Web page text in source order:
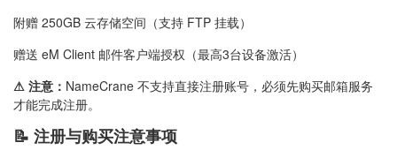
附赠 250GB 云存储空间（支持 FTP 挂载）
赠送 eM Client 邮件客户端授权（最高3台设备激活）
⚠ 注意： NameCrane 不支持直接注册账号，必须先购买邮箱服务
才能完成注册。
📝 注册与购买注意事项